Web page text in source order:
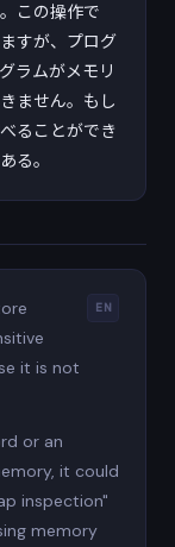
この操作で
すが、プログ
ラムがメモリ
ません。もし
ることができ
る。
EN
it is not
or an
it could
inspection"
memory